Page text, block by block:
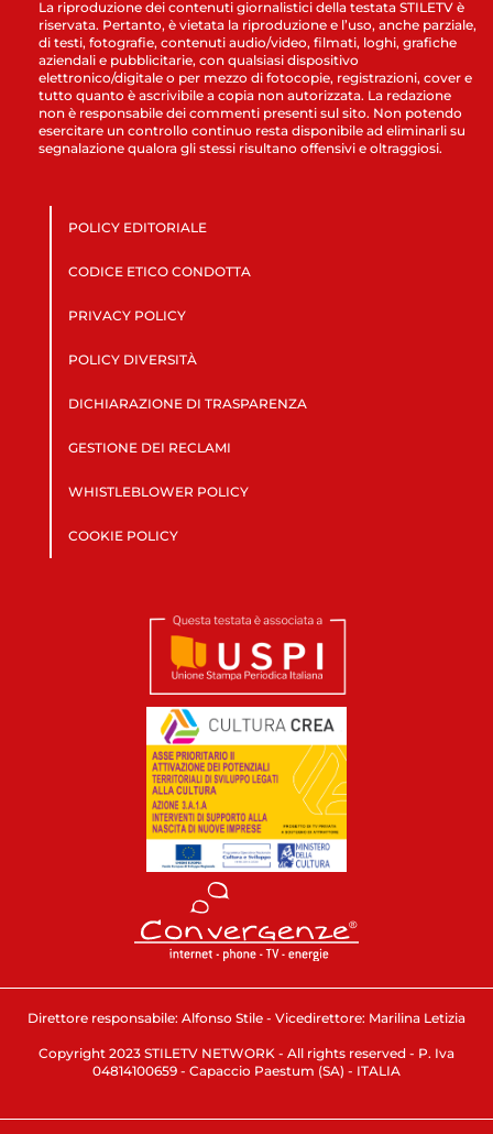
La riproduzione dei contenuti giornalistici della testata STILETV è
riservata. Pertanto, è vietata la riproduzione e l’uso, anche parziale,
di testi, fotografie, contenuti audio/video, filmati, loghi, grafiche
aziendali e pubblicitarie, con qualsiasi dispositivo
elettronico/digitale o per mezzo di fotocopie, registrazioni, cover e
tutto quanto è ascrivibile a copia non autorizzata. La redazione
non è responsabile dei commenti presenti sul sito. Non potendo
esercitare un controllo continuo resta disponibile ad eliminarli su
segnalazione qualora gli stessi risultano offensivi e oltraggiosi.
POLICY EDITORIALE
CODICE ETICO CONDOTTA
PRIVACY POLICY
POLICY DIVERSITÀ
DICHIARAZIONE DI TRASPARENZA
GESTIONE DEI RECLAMI
WHISTLEBLOWER POLICY
COOKIE POLICY
Direttore responsabile: Alfonso Stile - Vicedirettore: Marilina Letizia
Copyright 2023 STILETV NETWORK - All rights reserved - P. Iva
04814100659 - Capaccio Paestum (SA) - ITALIA